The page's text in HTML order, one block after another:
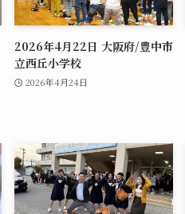
2026年4月22日 大阪府/豊中市
立西丘小学校
2026年4月24日